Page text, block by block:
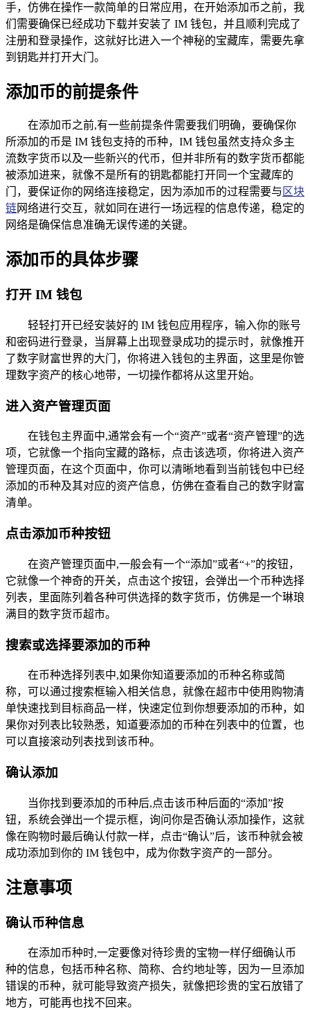
手，仿佛在操作一款简单的日常应用，在开始添加币之前，我
们需要确保已经成功下载并安装了 IM 钱包，并且顺利完成了
注册和登录操作，这就好比进入一个神秘的宝藏库，需要先拿
到钥匙并打开大门。
添加币的前提条件
在添加币之前,有一些前提条件需要我们明确，要确保你
所添加的币是 IM 钱包支持的币种，IM 钱包虽然支持众多主
流数字货币以及一些新兴的代币，但并非所有的数字货币都能
被添加进来，就像不是所有的钥匙都能打开同一个宝藏库的
门，要保证你的网络连接稳定，因为添加币的过程需要与 区块
链网络进行交互，就如同在进行一场远程的信息传递，稳定的
网络是确保信息准确无误传递的关键。
添加币的具体步骤
打开 IM 钱包
轻轻打开已经安装好的 IM 钱包应用程序，输入你的账号
和密码进行登录，当屏幕上出现登录成功的提示时，就像推开
了数字财富世界的大门，你将进入钱包的主界面，这里是你管
理数字资产的核心地带，一切操作都将从这里开始。
进入资产管理页面
在钱包主界面中,通常会有一个“资产”或者“资产管理”的选
项，它就像一个指向宝藏的路标，点击该选项，你将进入资产
管理页面，在这个页面中，你可以清晰地看到当前钱包中已经
添加的币种及其对应的资产信息，仿佛在查看自己的数字财富
清单。
点击添加币种按钮
在资产管理页面中,一般会有一个“添加”或者“+”的按钮，
它就像一个神奇的开关，点击这个按钮，会弹出一个币种选择
列表，里面陈列着各种可供选择的数字货币，仿佛是一个琳琅
满目的数字货币超市。
搜索或选择要添加的币种
在币种选择列表中,如果你知道要添加的币种名称或简
称，可以通过搜索框输入相关信息，就像在超市中使用购物清
单快速找到目标商品一样，快速定位到你想要添加的币种，如
果你对列表比较熟悉，知道要添加的币种在列表中的位置，也
可以直接滚动列表找到该币种。
确认添加
当你找到要添加的币种后,点击该币种后面的“添加”按
钮，系统会弹出一个提示框，询问你是否确认添加操作，这就
像在购物时最后确认付款一样，点击“确认”后，该币种就会被
成功添加到你的 IM 钱包中，成为你数字资产的一部分。
注意事项
确认币种信息
在添加币种时,一定要像对待珍贵的宝物一样仔细确认币
种的信息，包括币种名称、简称、合约地址等，因为一旦添加
错误的币种，就可能导致资产损失，就像把珍贵的宝石放错了
地方，可能再也找不回来。